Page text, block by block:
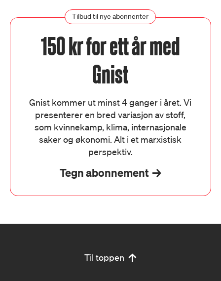
Tilbud til nye abonnenter
150 kr for ett år med
Gnist
Gnist kommer ut minst 4 ganger i året. Vi
presenterer en bred variasjon av stoff,
som kvinnekamp, klima, internasjonale
saker og økonomi. Alt i et marxistisk
perspektiv.
Tegn abonnement
Til toppen